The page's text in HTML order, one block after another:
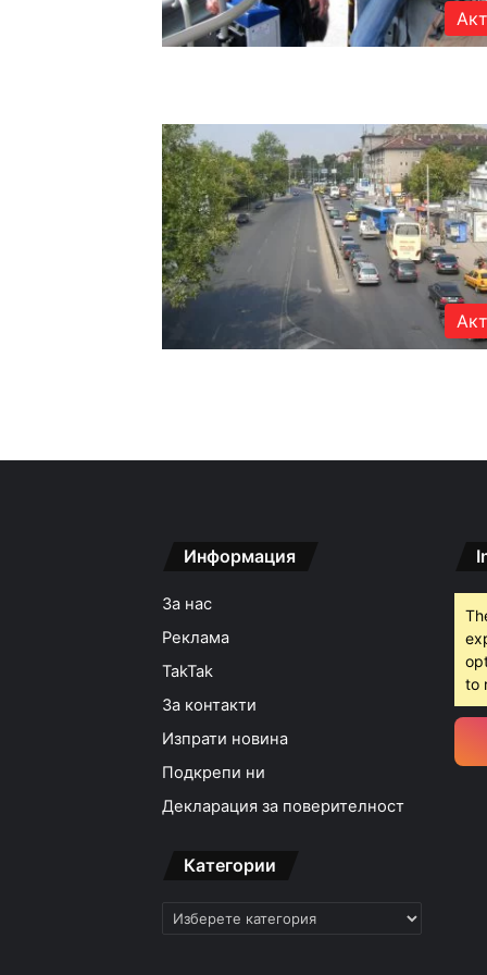
Информация
За нас
Реклама
TakTak
За контакти
Изпрати новина
Подкрепи ни
Декларация за поверителност
Категории
Категории
to